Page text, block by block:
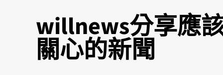
willnews分享應
關心的新聞